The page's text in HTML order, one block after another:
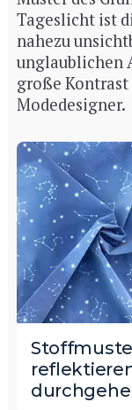
Tageslicht ist
nahezu
unglaublichen
große Kontrast
Modedesigner.